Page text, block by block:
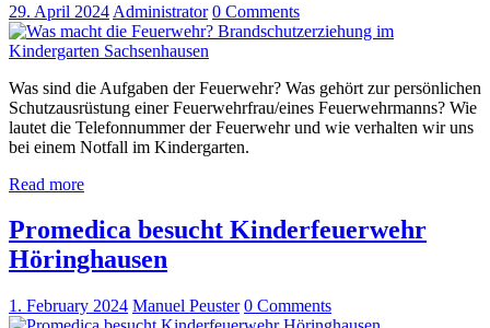
29. April 2024 Administrator 0 Comments
Was sind die Aufgaben der Feuerwehr? Was gehört zur persönlichen
Schutzausrüstung einer Feuerwehrfrau/eines Feuerwehrmanns? Wie
lautet die Telefonnummer der Feuerwehr und wie verhalten wir uns
bei einem Notfall im Kindergarten.
Read more
Promedica besucht Kinderfeuerwehr
Höringhausen
1. February 2024 Manuel Peuster 0 Comments